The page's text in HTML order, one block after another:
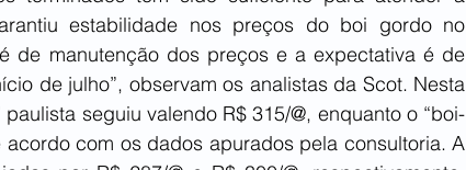
estabilidade nos preços do boi gordo no
de manutenção dos preços e a expectativa é de
de julho”, observam os analistas da Scot. Nesta
seguiu valendo R$ 315/@, enquanto o “boi-
acordo com os dados apurados pela consultoria. A